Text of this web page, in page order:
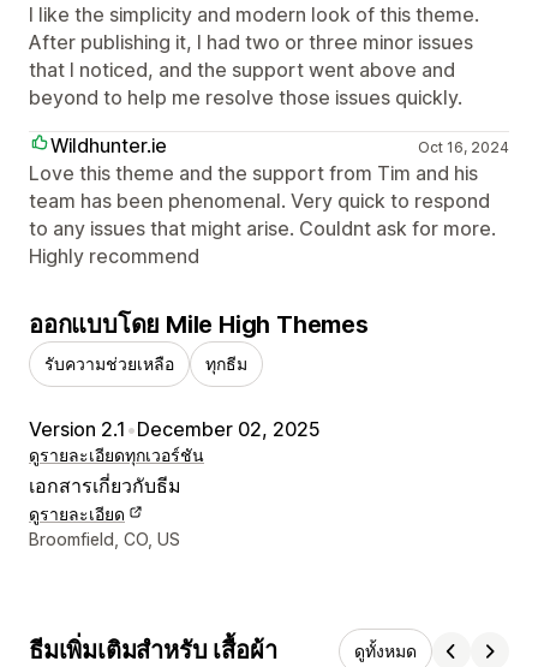
I like the simplicity and modern look of this theme.
After publishing it, I had two or three minor issues
that I noticed, and the support went above and
beyond to help me resolve those issues quickly.
Wildhunter.ie
Oct 16, 2024
Love this theme and the support from Tim and his
team has been phenomenal. Very quick to respond
to any issues that might arise. Couldnt ask for more.
Highly recommend
ออกแบบโดย Mile High Themes
รับความช่วยเหลือ ทุกธีม
Version 2.1 •December 02, 2025
ดูรายละเอียดทุกเวอร์ชัน
เอกสารเกี่ยวกับธีม
ดูรายละเอียด
รายละเอียดการติดต่อผู้ออกแบบ
Broomfield, CO, US
ธีมเพิ่มเติมสำหรับ เสื้อผ้า ดูทั้งหมด